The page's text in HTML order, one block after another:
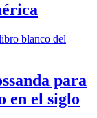
para
en el siglo